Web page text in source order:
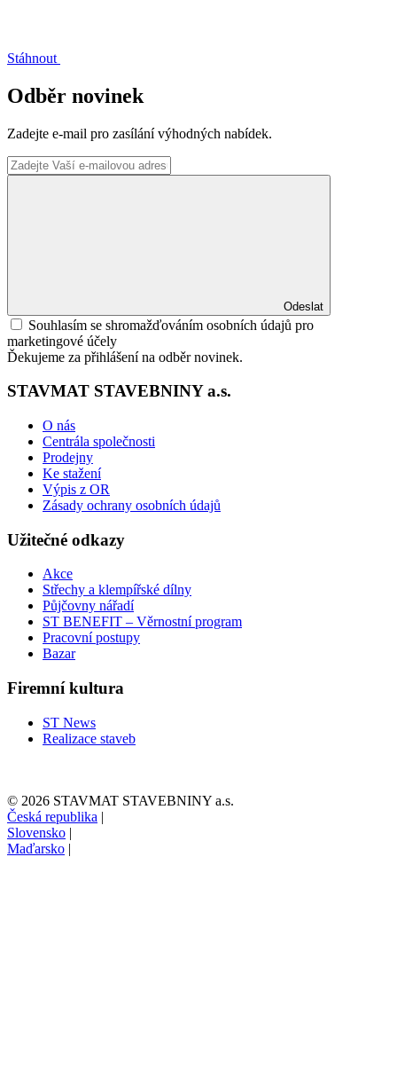
Stáhnout
Odběr novinek
Zadejte e-mail pro zasílání výhodných nabídek.
Odeslat
Souhlasím se shromažďováním osobních údajů pro
marketingové účely
Ďekujeme za přihlášení na odběr novinek.
STAVMAT STAVEBNINY a.s.
O nás
Centrála společnosti
Prodejny
Ke stažení
Výpis z OR
Zásady ochrany osobních údajů
Užitečné odkazy
Akce
Střechy a klempířské dílny
Půjčovny nářadí
ST BENEFIT – Věrnostní program
Pracovní postupy
Bazar
Firemní kultura
ST News
Realizace staveb
© 2026 STAVMAT STAVEBNINY a.s.
Česká republika |
Slovensko |
Maďarsko |